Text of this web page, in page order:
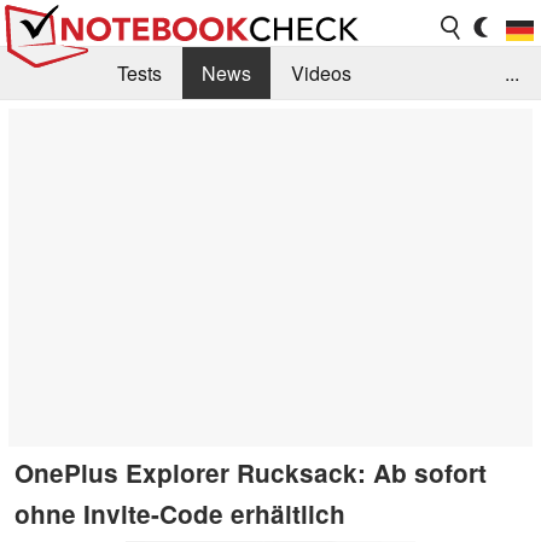
Tests News
Videos
...
OnePlus Explorer Rucksack: Ab sofort
ohne Invite-Code erhältlich